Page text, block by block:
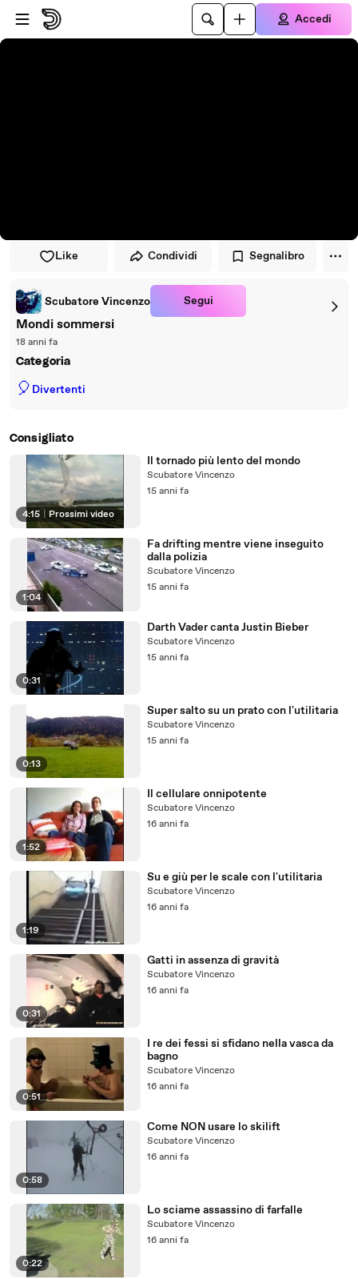
Vai al lettore
Passa al contenuto principale
Accedi
Like Condividi Segnalibro
Scubatore Vincenzo Segui
Mondi sommersi
18 anni fa
Categoria
🎈 Divertenti
Consigliato
4:15 Prossimi video
Il tornado più lento del mondo
Scubatore Vincenzo
15 anni fa
1:04
Fa drifting mentre viene inseguito
dalla polizia
Scubatore Vincenzo
15 anni fa
0:31
Darth Vader canta Justin Bieber
Scubatore Vincenzo
15 anni fa
0:13
Super salto su un prato con l'utilitaria
Scubatore Vincenzo
15 anni fa
1:52
Il cellulare onnipotente
Scubatore Vincenzo
16 anni fa
1:19
Su e giù per le scale con l'utilitaria
Scubatore Vincenzo
16 anni fa
0:31
Gatti in assenza di gravità
Scubatore Vincenzo
16 anni fa
0:51
I re dei fessi si sfidano nella vasca da
bagno
Scubatore Vincenzo
16 anni fa
0:58
Come NON usare lo skilift
Scubatore Vincenzo
16 anni fa
0:22
Lo sciame assassino di farfalle
Scubatore Vincenzo
16 anni fa